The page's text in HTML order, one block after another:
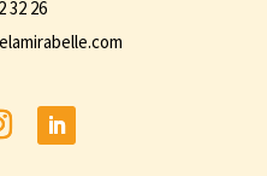
32 26